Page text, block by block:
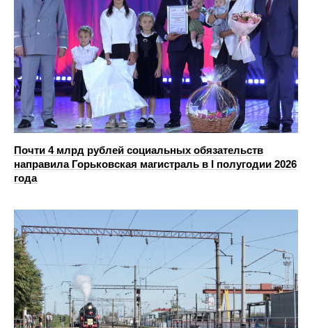
Почти 4 млрд рублей социальных обязательств
направила Горьковская магистраль в I полугодии 2026
года